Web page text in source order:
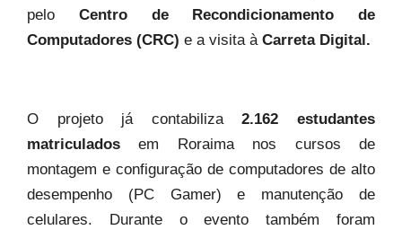
pelo Centro de Recondicionamento de
Computadores (CRC) e a visita à Carreta Digital.
O projeto já contabiliza2.162 estudantes
matriculados em Roraima nos cursos de
montagem e configuração de computadores de alto
desempenho (PC Gamer) e manutenção de
celulares. Durante o evento também foram